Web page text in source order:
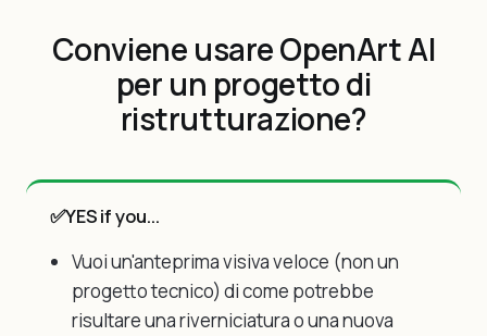
Conviene usare OpenArt AI
per un progetto di
ristrutturazione?
✅YES if you...
Vuoi un'anteprima visiva veloce (non un
progetto tecnico) di come potrebbe
risultare una riverniciatura o una nuova